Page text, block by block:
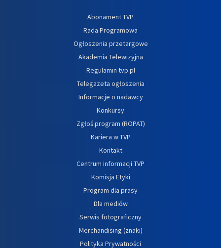
Abonament TVP
Rada Programowa
Ogłoszenia przetargowe
Akademia Telewizyjna
Regulamin tvp.pl
Telegazeta ogłoszenia
Informacje o nadawcy
Konkursy
Zgłoś program (ROPAT)
Kariera w TVP
Kontakt
Centrum informacji TVP
Komisja Etyki
Program dla prasy
Dla mediów
Serwis fotograficzny
Merchandising (znaki)
Polityka Prywatności